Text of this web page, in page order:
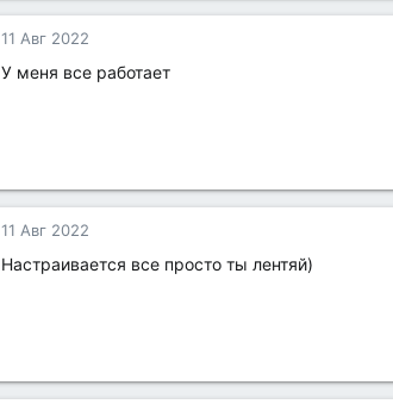
11 Авг 2022
У меня все работает
11 Авг 2022
Настраивается все просто ты лентяй)